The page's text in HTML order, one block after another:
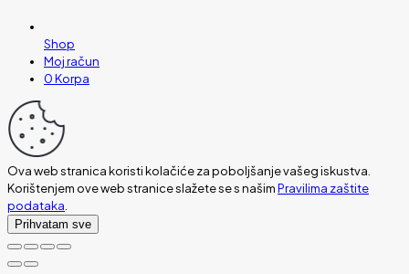
Shop
Moj račun
0Korpa
Ova web stranica koristi kolačiće za poboljšanje vašeg iskustva.
Korištenjem ove web stranice slažete se s našimPravilima zaštite
podataka.
Prihvatam sve